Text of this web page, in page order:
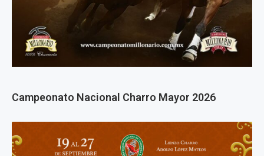
Campeonato Nacional Charro Mayor 2026